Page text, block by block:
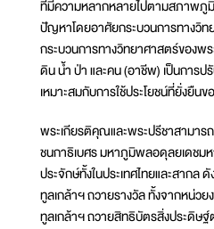
ที่มีความหลากหลายไปตามสภาพภู
ปัญหาโดยอาศัยกระบวนการทางวิ
กระบวนการทางวิทยาศาสตร์ของพ
ดิน น้ำ ป่า และคน (อาชีพ) เป็นการ
เหมาะสมกับการใช้ประโยชน์ที่ยั่งยืน
พระเกียรติคุณและพระปรีชาสามาร
ชนกาธิเบศร มหาภูมิพลอดุลยเดชม
ประจักษ์ทั้งในประเทศไทยและสากล
ทูลเกล้าฯ ถวายรางวัล ทั้งจากหน่วย
ทูลเกล้าฯ ถวายสิทธิบัตรสิ่งประดิษฐ์